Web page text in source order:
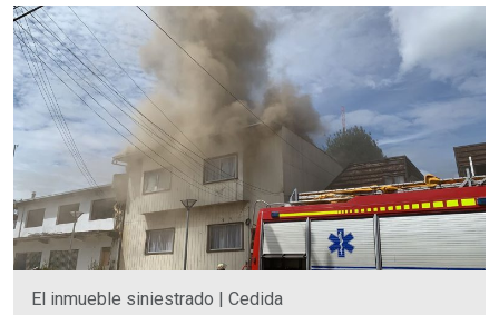
El inmueble siniestrado | Cedida